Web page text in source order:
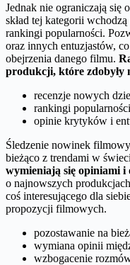
Jednak nie ograniczają się
skład tej kategorii
rankingi popularności.
oraz innych entuzjastów,
obejrzenia danego filmu.
produkcji, które zdobyły
recenzje nowych
rankingi
opinie krytyków i
Śledzenie nowinek
bieżąco z trendami w
wymieniają się opiniami i
o najnowszych
coś interesującego dla
propozycji filmowych.
pozostawanie na
wymiana opinii
wzbogacenie